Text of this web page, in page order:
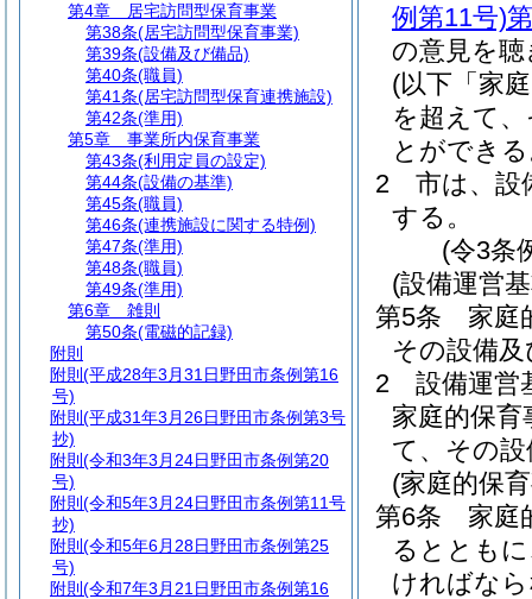
例第11号)
の意見を
(以下「家
を超えて
とができ
2
市は、設
する。
(令3条
(設備運営
第5条
家庭
その設備
2
設備運営
家庭的保
て、その
(家庭的保
第6条
家庭
るととも
ければな
第4章
居宅訪問型保育事業
第38条(居宅訪問型保育事業)
第39条(設備及び備品)
第40条(職員)
第41条(居宅訪問型保育連携施設)
第42条(準用)
第5章
事業所内保育事業
第43条(利用定員の設定)
第44条(設備の基準)
第45条(職員)
第46条(連携施設に関する特例)
第47条(準用)
第48条(職員)
第49条(準用)
第6章
雑則
第50条(電磁的記録)
附則
附則 (平成28年3月31日野田市条例第16
号)
附則 (平成31年3月26日野田市条例第3号
抄)
附則 (令和3年3月24日野田市条例第20
号)
附則 (令和5年3月24日野田市条例第11号
抄)
附則 (令和5年6月28日野田市条例第25
号)
附則 (令和7年3月21日野田市条例第16